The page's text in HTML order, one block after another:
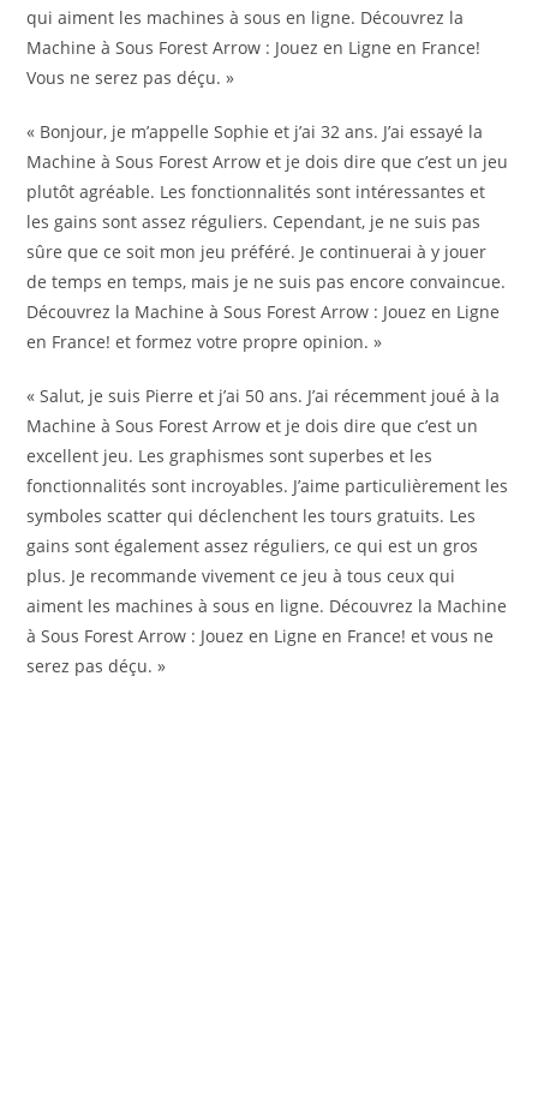
qui aiment les machines à sous en ligne. Découvrez la
Machine à Sous Forest Arrow : Jouez en Ligne en France!
Vous ne serez pas déçu. »
« Bonjour, je m’appelle Sophie et j’ai 32 ans. J’ai essayé la
Machine à Sous Forest Arrow et je dois dire que c’est un jeu
plutôt agréable. Les fonctionnalités sont intéressantes et
les gains sont assez réguliers. Cependant, je ne suis pas
sûre que ce soit mon jeu préféré. Je continuerai à y jouer
de temps en temps, mais je ne suis pas encore convaincue.
Découvrez la Machine à Sous Forest Arrow : Jouez en Ligne
en France! et formez votre propre opinion. »
« Salut, je suis Pierre et j’ai 50 ans. J’ai récemment joué à la
Machine à Sous Forest Arrow et je dois dire que c’est un
excellent jeu. Les graphismes sont superbes et les
fonctionnalités sont incroyables. J’aime particulièrement les
symboles scatter qui déclenchent les tours gratuits. Les
gains sont également assez réguliers, ce qui est un gros
plus. Je recommande vivement ce jeu à tous ceux qui
aiment les machines à sous en ligne. Découvrez la Machine
à Sous Forest Arrow : Jouez en Ligne en France! et vous ne
serez pas déçu. »